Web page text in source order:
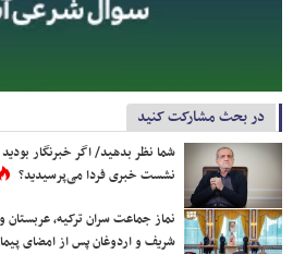
در بحث مشارکت کنید
شما نظر بدهید/ اگر خبرنگار
نشست خبری فردا می‌پرسیدید؟
نماز جماعت سران ترکیه،
شریف و اردوغان پس از امضای